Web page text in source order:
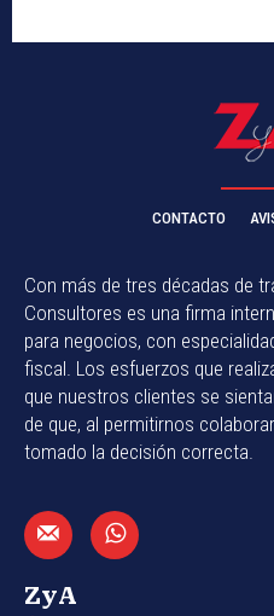
CONTACTO
Con más de tres décadas de
Consultores es una firma
para negocios, con
fiscal. Los esfuerzos que
que nuestros clientes se
de que, al permitirnos
tomado la decisión correcta.
ZyA